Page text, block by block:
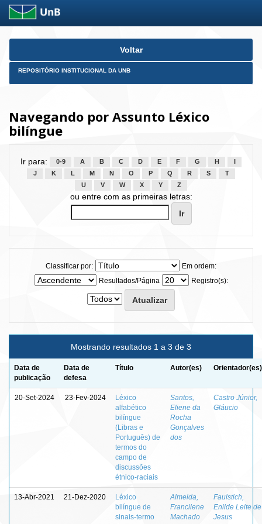
Skip
Voltar
REPOSITÓRIO INSTITUCIONAL DA UNB
Navegando por Assunto Léxico
bilíngue
Ir para: 0-9 A B C D E F G H
J
K L M N O P Q R S
T
U
V W X Y Z
ou entre com as primeiras letras:
Classificar por:
Em ordem:
Resultados/Página
Registro(s):
Mostrando resultados 1 a 3 de 3
Data de
publicação
Data de
defesa
Título Autor(es) Orientador(es)
20-Set-2024 23-Fev-2024
Léxico
alfabético
bilíngue
(Libras e
Português) de
termos do
campo de
discussões
étnico-raciais
Santos,
Eliene da
Rocha
Gonçalves
dos
Castro Júnior,
Gláucio
13-Abr-2021 21-Dez-2020
Léxico
bilíngue de
sinais-termo
Almeida,
Francilene
Machado
Faulstich,
Enilde Leite de
Jesus